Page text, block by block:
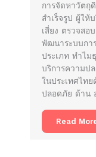
การจัดหาวัตถุ
สำเร็จรูป ผู้ให้
เสี่ยง ตรวจส
พัฒนาระบบกา
ประเภท ทำไม
บริการความป
ในประเทศไท
ปลอดภัย ด้าน
Read